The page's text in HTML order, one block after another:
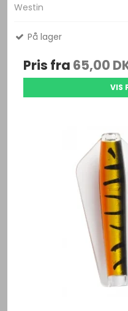
Westin
På lager
Pris fra 65,00
VIS